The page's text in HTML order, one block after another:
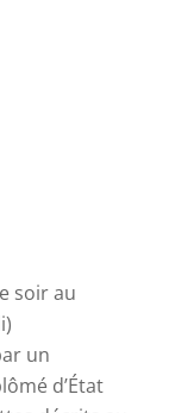
soir au
un
d’État